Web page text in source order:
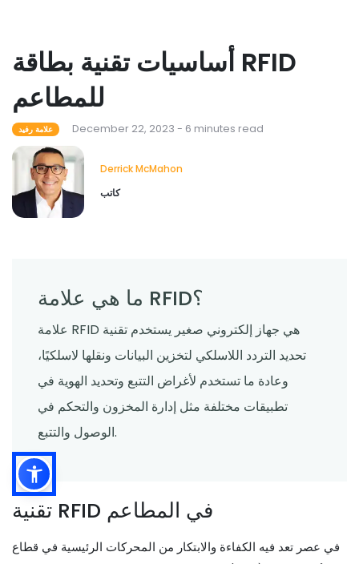
أساسيات تقنية بطاقة RFID
للمطاعم
علامة رفيد December 22, 2023 - 6 minutes read
Derrick McMahon
كاتب
ما هي علامة RFID؟
علامة RFID هي جهاز إلكتروني صغير يستخدم تقنية
تحديد التردد اللاسلكي لتخزين البيانات ونقلها لاسلكيًا،
وعادة ما تستخدم لأغراض التتبع وتحديد الهوية في
تطبيقات مختلفة مثل إدارة المخزون والتحكم في
الوصول والتتبع.
تقنية RFID في المطاعم
في عصر تعد فيه الكفاءة والابتكار من المحركات الرئيسية في قطاع